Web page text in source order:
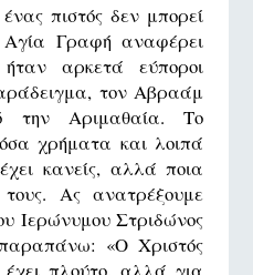
πιστός δεν μπορεί
Γραφή αναφέρει
αρκετά εύποροι
τον Αβραάμ
Αριμαθαία. Το
χρήματα και λοιπά
κανείς, αλλά ποια
Ας ανατρέξουμε
Ιερώνυμου Στριδώνος
«Ο Χριστός